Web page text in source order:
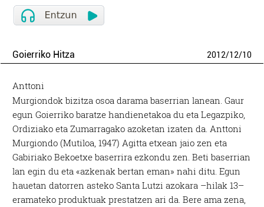
Goierriko Hitza 2012/12/10
Anttoni
Murgiondok bizitza osoa darama baserrian lanean. Gaur
egun Goierriko baratze handienetakoa du eta Legazpiko,
Ordiziako eta Zumarragako azoketan izaten da. Anttoni
Murgiondo (Mutiloa, 1947) Agitta etxean jaio zen eta
Gabiriako Bekoetxe baserrira ezkondu zen. Beti baserrian
lan egin du eta «azkenak bertan eman» nahi ditu. Egun
hauetan datorren asteko Santa Lutzi azokara –hilak 13–
eramateko produktuak prestatzen ari da. Bere ama zena,